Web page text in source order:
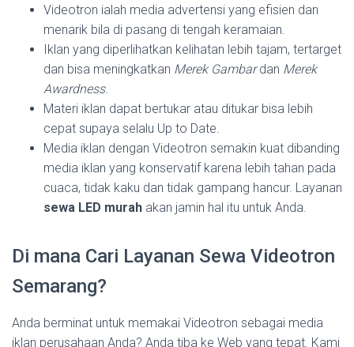
Videotron ialah media advertensi yang efisien dan
menarik bila di pasang di tengah keramaian.
Iklan yang diperlihatkan kelihatan lebih tajam, tertarget
dan bisa meningkatkan Merek Gambardan Merek
Awardness.
Materi iklan dapat bertukar atau ditukar bisa lebih
cepat supaya selalu Up to Date.
Media iklan dengan Videotron semakin kuat dibanding
media iklan yang konservatif karena lebih tahan pada
cuaca, tidak kaku dan tidak gampang hancur. Layanan
sewa LED murah akan jamin hal itu untuk Anda.
Di mana Cari Layanan Sewa Videotron
Semarang?
Anda berminat untuk memakai Videotron sebagai media
iklan perusahaan Anda? Anda tiba ke Web yang tepat. Kami